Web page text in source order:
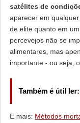
satélites de
aparecer em
de elite quanto em
percevejos não se
alimentares, mas
importante - ou seja,
Também é útil ler:
E mais: Métodos